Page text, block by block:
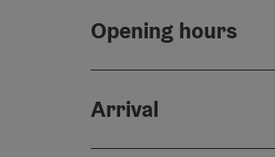
Opening hours
Arrival